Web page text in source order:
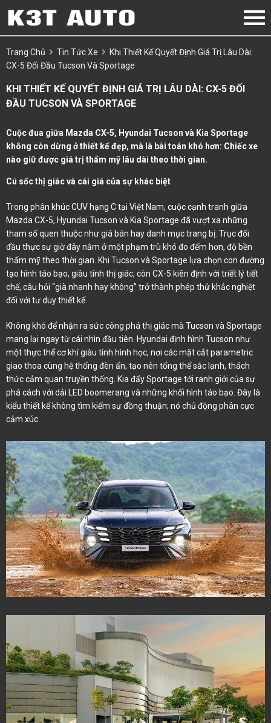
Trang Chủ Tin Tức Xe
Khi Thiết Kế Quyết Định Giá Trị Lâu Dài:
CX-5 Đối Đầu Tucson Và Sportage
KHI THIẾT KẾ QUYẾT ĐỊNH GIÁ TRỊ LÂU DÀI: CX-5 ĐỐI
ĐẦU TUCSON VÀ SPORTAGE
Cuộc đua giữa Mazda CX-5, Hyundai Tucson và Kia Sportage
không còn dừng ở thiết kế đẹp, mà là bài toán khó hơn: Chiếc xe
nào giữ được giá trị thẩm mỹ lâu dài theo thời gian.
Cú sốc thị giác và cái giá của sự khác biệt
Trong phân khúc CUV hạng C tại Việt Nam, cuộc cạnh tranh giữa
Mazda CX-5, Hyundai Tucson và Kia Sportage đã vượt xa những
tham số quen thuộc như giá bán hay danh mục trang bị. Trục đối
đầu thực sự giờ đây nằm ở một phạm trù khó đo đếm hơn, độ bền
thẩm mỹ theo thời gian. Khi Tucson và Sportage lựa chọn con đường
tạo hình táo bạo, giàu tính thị giác, còn CX-5 kiên định với triết lý tiết
chế, câu hỏi “già nhanh hay không” trở thành phép thử khắc nghiệt
đối với tư duy thiết kế.
Không khó để nhận ra sức công phá thị giác mà Tucson và Sportage
mang lại ngay từ cái nhìn đầu tiên. Hyundai định hình Tucson như
một thực thể cơ khí giàu tính hình học, nơi các mặt cắt parametric
giao thoa cùng hệ thống đèn ẩn, tạo nên tổng thể sắc lạnh, thách
thức cảm quan truyền thống. Kia đẩy Sportage tới ranh giới của sự
phá cách với dải LED boomerang và những khối hình táo bạo. Đây là
kiểu thiết kế không tìm kiếm sự đồng thuận; nó chủ động phân cực
cảm xúc.